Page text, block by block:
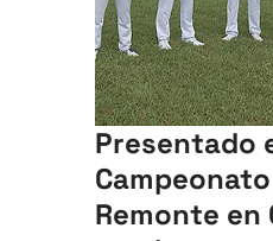
Presentado
Remonte en